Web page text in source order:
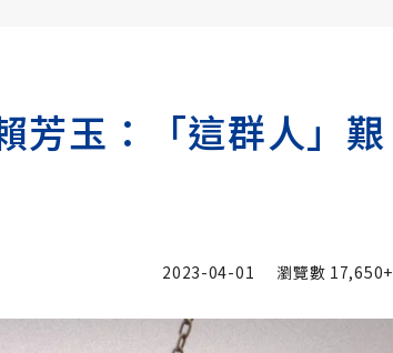
芳玉：「這群人」艱
2023-04-01 瀏覽數 17,650+